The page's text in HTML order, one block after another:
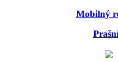
Mobilný